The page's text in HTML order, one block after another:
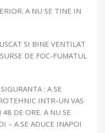
A NU SE TINE IN
SI BINE VENTILAT
DE FOC-FUMATUL
: A SE
INTR-UN VAS
DE ORE. A NU SE
– A SE ADUCE INAPOI